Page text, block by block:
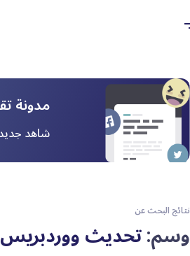
مدونة
شاهد جديد
نتائج البحث عن
وسم:تحديث ووردبريس